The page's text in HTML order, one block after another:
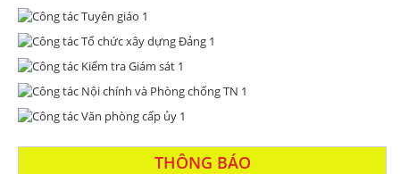
THÔNG BÁO